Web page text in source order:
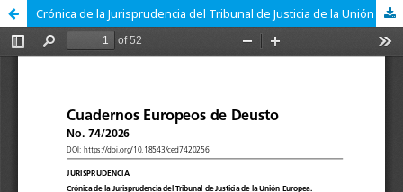
Crónica de la Jurisprudencia del Tribunal de Justicia de la Unión Europea. Segundo semestre de 2025